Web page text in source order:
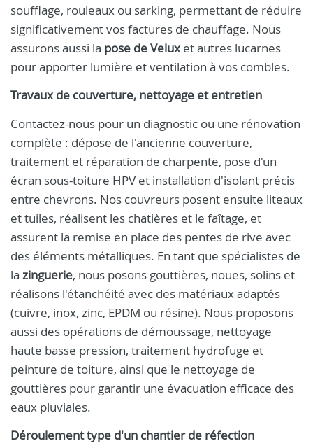
soufflage, rouleaux ou sarking, permettant de réduire
significativement vos factures de chauffage. Nous
assurons aussi la pose de Veluxet autres lucarnes
pour apporter lumière et ventilation à vos combles.
Travaux de couverture, nettoyage et entretien
Contactez-nous pour un diagnostic ou une rénovation
complète : dépose de l'ancienne couverture,
traitement et réparation de charpente, pose d'un
écran sous-toiture HPV et installation d'isolant précis
entre chevrons. Nos couvreurs posent ensuite liteaux
et tuiles, réalisent les chatières et le faîtage, et
assurent la remise en place des pentes de rive avec
des éléments métalliques. En tant que spécialistes de
la zinguerie, nous posons gouttières, noues, solins et
réalisons l'étanchéité avec des matériaux adaptés
(cuivre, inox, zinc, EPDM ou résine). Nous proposons
aussi des opérations de démoussage, nettoyage
haute basse pression, traitement hydrofuge et
peinture de toiture, ainsi que le nettoyage de
gouttières pour garantir une évacuation efficace des
eaux pluviales.
Déroulement type d'un chantier de réfection